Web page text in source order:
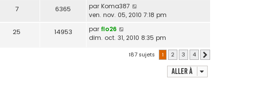
7 6365 par Koma387
ven. nov. 05, 2010 7:18 pm
25 14953 par flo26
dim. oct. 31, 2010 8:35 pm
187 sujets 1 2 3 4
Aller à